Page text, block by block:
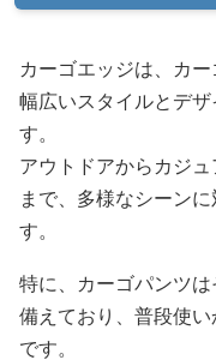
カーゴエッジは、カ
幅広いスタイルとデ
す。
アウトドアからカジ
まで、多様なシーン
す。
特に、カーゴパンツ
備えており、普段使
です。